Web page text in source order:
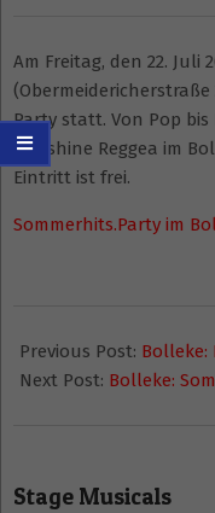
Am Freitag, den 22. Juli
Party statt. Von Pop
Sunshine Reggea im
Eintritt ist frei.
Sommerhits.Party im
07-
01
Previous Post: Bolleke:
Next Post: Bolleke:
Stage Musicals